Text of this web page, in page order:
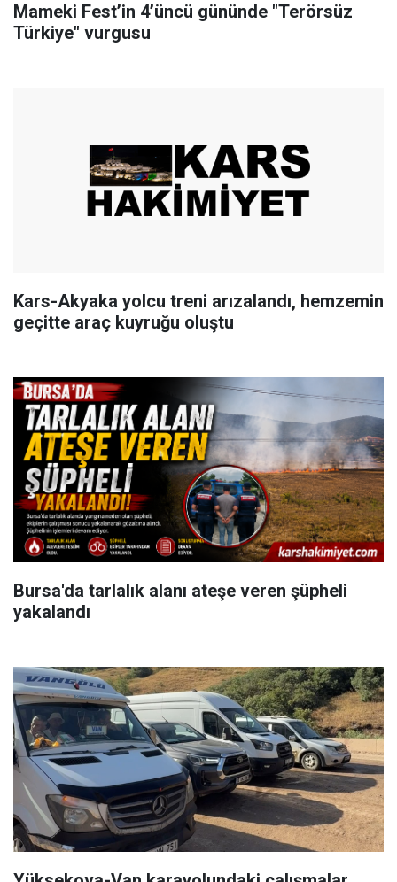
Mameki Fest’in 4’üncü gününde "Terörsüz
Türkiye" vurgusu
Kars-Akyaka yolcu treni arızalandı, hemzemin
geçitte araç kuyruğu oluştu
Bursa'da tarlalık alanı ateşe veren şüpheli
yakalandı